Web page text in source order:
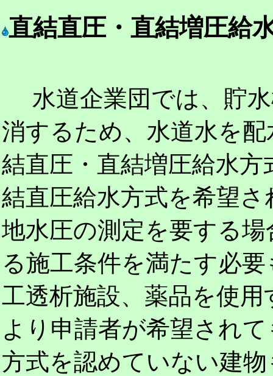
直結直圧・直結増圧給
水道企業団では、貯
消するため、水道水を
結直圧・直結増圧給水
結直圧給水方式を希望
地水圧の測定を要する
る施工条件を満たす必
工透析施設、薬品を使
より申請者が希望され
方式を認めていない建